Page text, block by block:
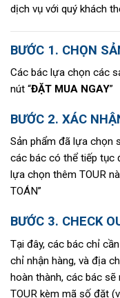
dịch vụ với quý khách
BƯỚC 1. CHỌN
Các bác lựa chọn các
nút “ĐẶT MUA NGAY”
BƯỚC 2. XÁC
Sản phẩm đã lựa chọn
các bác có thể tiếp tục
lựa chọn thêm TOUR
TOÁN”
BƯỚC 3. CHECK
Tại đây, các bác chỉ
chỉ nhận hàng, và địa
hoàn thành, các bác
TOUR kèm mã số đặt